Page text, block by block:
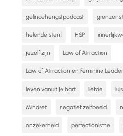
gelindehengstpodcast
helende stem HSP
jezelf zijn Law of Atrraction
Law of Atrraction en Feminine
leven vanuit je hart liefde
Mindset negatief zelfbeeld
onzekerheid perfectionisme